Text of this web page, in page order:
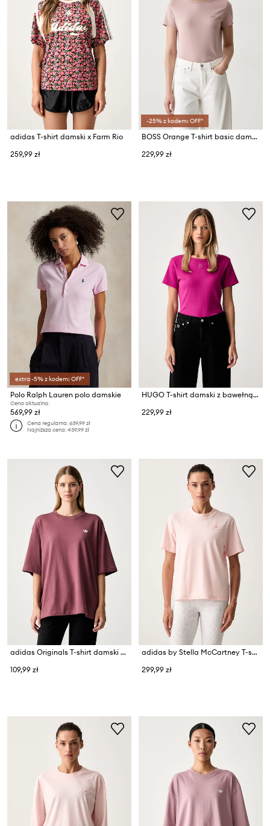
adidas T-shirt damski x Farm Rio
259,99 zł
-25% z kodem: OFF*
BOSS Orange T-shirt basic damski bawełniany C Esogo 1
229,99 zł
extra -5% z kodem: OFF*
Polo Ralph Lauren polo damskie
Cena aktualna:
569,99 zł
Cena regularna:639,99 zł
Najniższa cena:439,99 zł
HUGO T-shirt damski z bawełną Deloris
229,99 zł
adidas Originals T-shirt damski bawełniany Essentials
109,99 zł
adidas by Stella McCartney T-shirt treningowy damski
299,99 zł